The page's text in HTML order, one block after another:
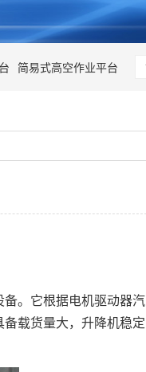
简易式高空作业平台
。它根据电机驱动器汽
载货量大，升降机稳定